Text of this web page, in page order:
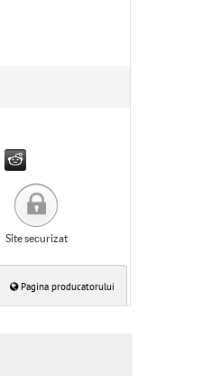
Site securizat
Pagina producatorului